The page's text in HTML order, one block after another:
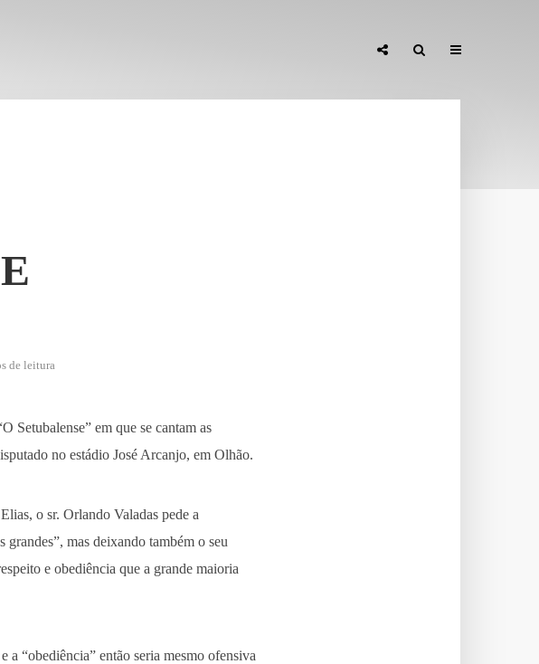
de leitura
Setubalense” em que se cantam as
no estádio José Arcanjo, em Olhão.
o sr. Orlando Valadas pede a
grandes”, mas deixando também o seu
e obediência que a grande maioria
a “obediência” então seria mesmo ofensiva